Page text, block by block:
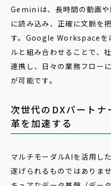
Geminiは、長時間の動画
に読み込み、正確に文脈を
す。Google Workspaceを
ルと組み合わせることで、
連携し、日々の業務フロー
が可能です。
次世代のDXパートナ
革を加速する
マルチモーダルAIを活用し
遂げられるものではありま